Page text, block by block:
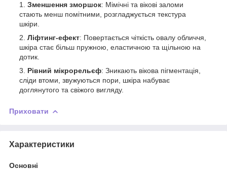
Зменшення зморшок: Мімічні та вікові заломи
стають менш помітними, розгладжується текстура
шкіри.
Ліфтинг-ефект: Повертається чіткість овалу обличчя,
шкіра стає більш пружною, еластичною та щільною на
дотик.
Рівний мікрорельєф: Зникають вікова пігментація,
сліди втоми, звужуються пори, шкіра набуває
доглянутого та свіжого вигляду.
Приховати
Характеристики
Основні